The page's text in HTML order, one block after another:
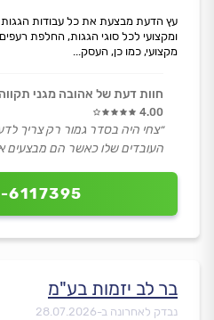
6117395
עץ הדעת מבצעת את כל עבודות הגגות
ומקצועי לכל סוגי הגגות, החלפת
מקצועי, כמו כן, העסק...
חוות דעת של אהובה מגני תקווה
4.00
״צחי היה בסדר גמור רק צריך
העובדים שלו כאשר הם מבצעים
בר לב יזמות בע"מ
נבדק לאחרונה ב-28.07.2026